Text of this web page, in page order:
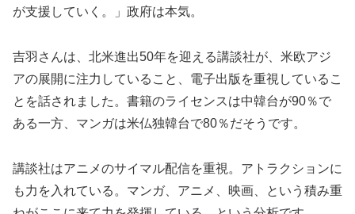
が支援していく。」政府は本気。
吉羽さんは、北米進出50年を迎える講談社が、米欧アジ
アの展開に注力していること、電子出版を重視しているこ
とを話されました。書籍のライセンスは中韓台が90％で
ある一方、マンガは米仏独韓台で80％だそうです。
講談社はアニメのサイマル配信を重視。アトラクションに
も力を入れている。マンガ、アニメ、映画、という積み重